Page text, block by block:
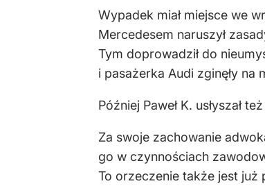
Wypadek miał miejsce we
Mercedesem naruszył
Tym doprowadził do
i pasażerka Audi zginęły na
Później Paweł K. usłyszał też
Za swoje zachowanie
go w czynnościach
To orzeczenie także jest już